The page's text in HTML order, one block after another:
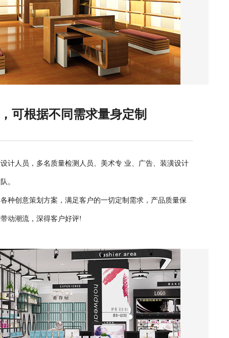
可根据不同需求量身定制
计人员，多名质量检测人员、美术专 业、广告、装潢设计
。
种创意策划方案，满足客户的一切定制需求，产品质量保
动潮流，深得客户好评!